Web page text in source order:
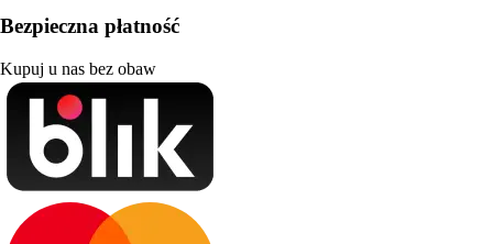
Bezpieczna płatność
Kupuj u nas bez obaw